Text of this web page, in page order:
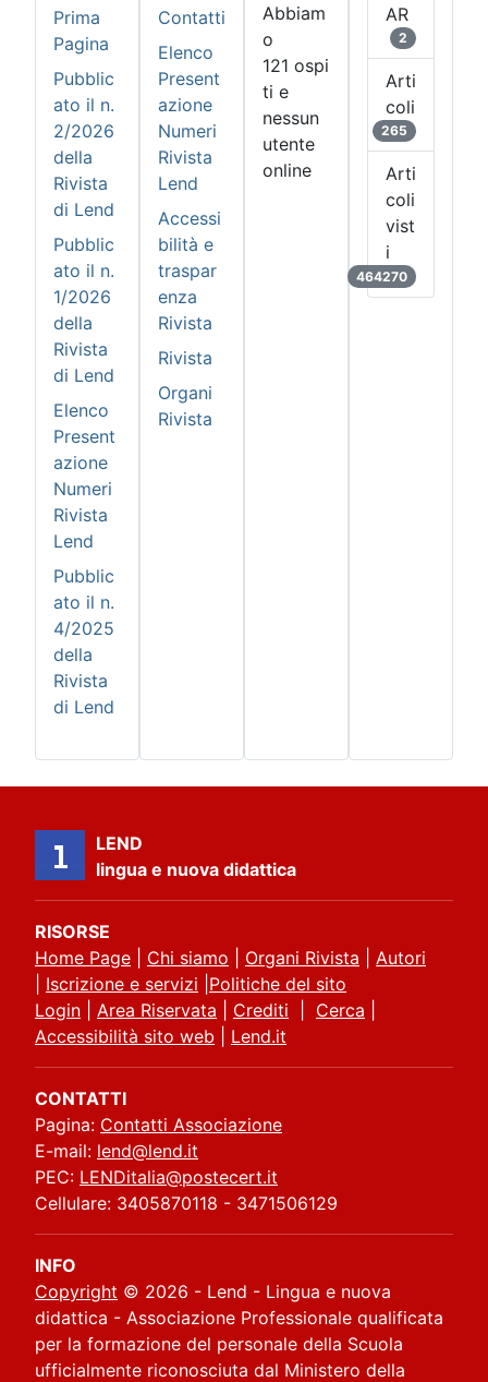
Prima
Pagina
Pubblic
ato il n.
2/2026
della
Rivista
di Lend
Pubblic
ato il n.
1/2026
della
Rivista
di Lend
Elenco
Present
azione
Numeri
Rivista
Lend
Pubblic
ato il n.
4/2025
della
Rivista
di Lend
Contatti
Elenco
Present
azione
Numeri
Rivista
Lend
Accessi
bilità e
traspar
enza
Rivista
Rivista
Organi
Rivista
Abbiam
o
121 ospi
ti e
nessun
utente
online
AR
2
Arti
coli
265
Arti
coli
vist
i
464270
LEND
lingua e nuova didattica
RISORSE
Home Page
Chi siamo Organi Rivista
Autori
Iscrizione e servizi Politiche del sito
Login
Area Riservata Crediti Cerca
Accessibilità sito web
Lend.it
CONTATTI
Pagina: Contatti Associazione
E-mail: lend@lend.it
PEC: LENDitalia@postecert.it
Cellulare: 3405870118 - 3471506129
INFO
Copyright © 2026 - Lend - Lingua e nuova
didattica - Associazione Professionale qualificata
per la formazione del personale della Scuola
ufficialmente riconosciuta dal Ministero della